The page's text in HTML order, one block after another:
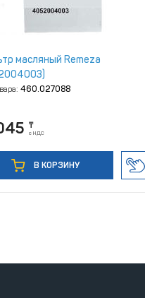
масляный Remeza
460.027088
₸
с НДС
В КОРЗИНУ